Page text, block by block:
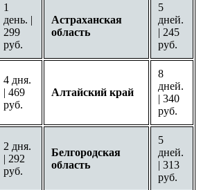
1
день. |
299
руб.
Астраханская
область
5
дней.
| 245
руб.
4 дня.
| 469
руб.
Алтайский край
8
дней.
| 340
руб.
2 дня.
| 292
руб.
Белгородская
область
5
дней.
| 313
руб.